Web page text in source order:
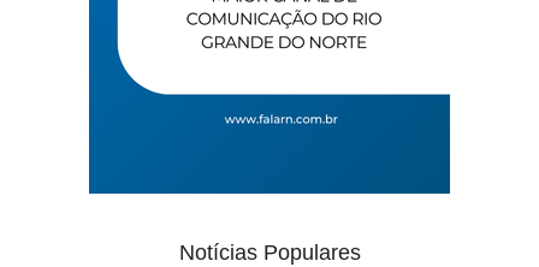
Notícias Populares